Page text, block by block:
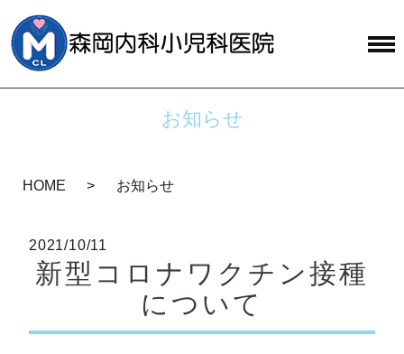
お知らせ
HOME お知らせ
2021/10/11
新型コロナワクチン接種
について